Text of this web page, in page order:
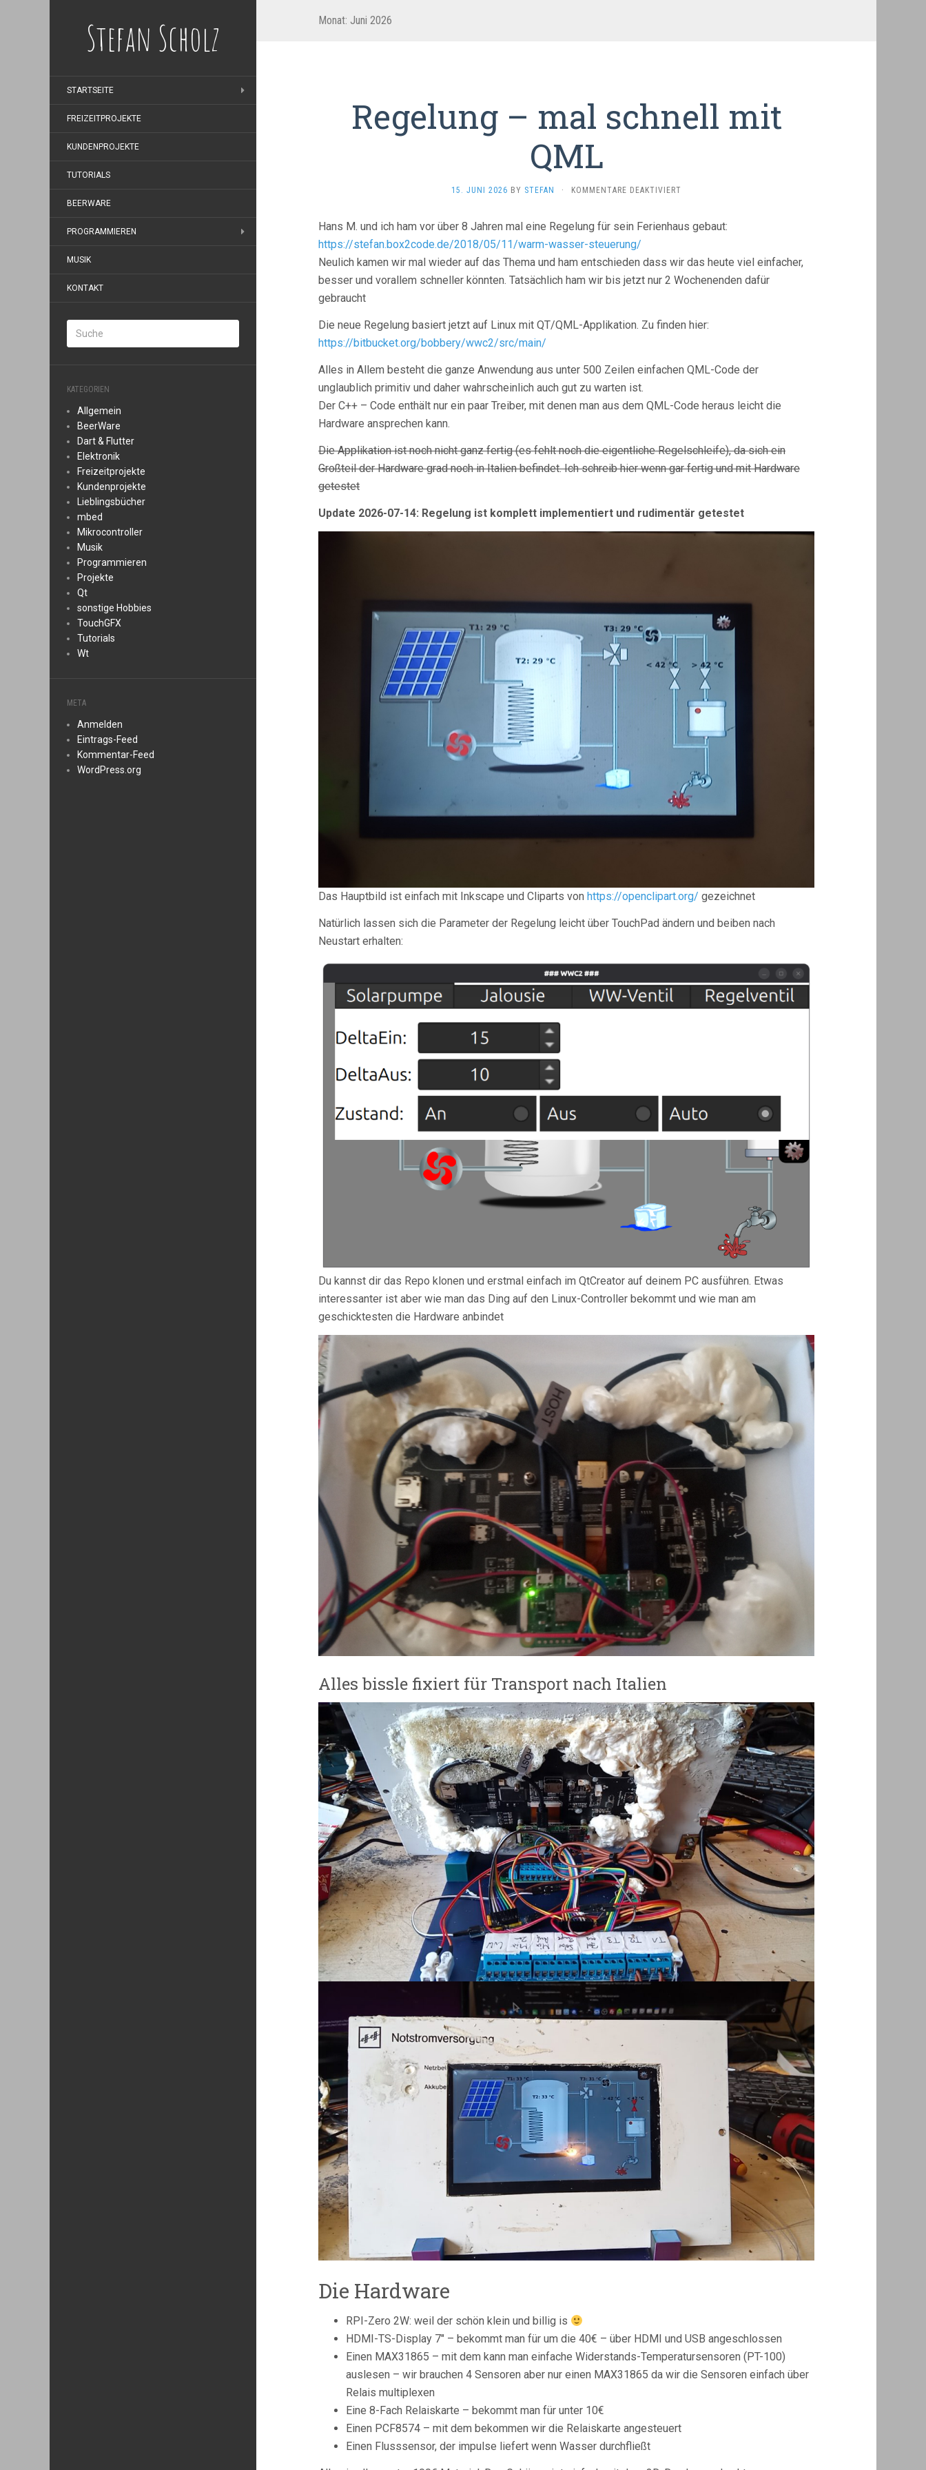
Stefan Scholz
STARTSEITE
FREIZEITPROJEKTE
KUNDENPROJEKTE
TUTORIALS
BEERWARE
PROGRAMMIEREN
MUSIK
KONTAKT
KATEGORIEN
Allgemein
BeerWare
Dart & Flutter
Elektronik
Freizeitprojekte
Kundenprojekte
Lieblingsbücher
mbed
Mikrocontroller
Musik
Programmieren
Projekte
Qt
sonstige Hobbies
TouchGFX
Tutorials
Wt
META
Anmelden
Eintrags-Feed
Kommentar-Feed
WordPress.org
Monat: Juni 2026
Regelung – mal schnell mit
QML
15. JUNI 2026 BY STEFAN · KOMMENTARE DEAKTIVIERT
MAL
QML
Hans M. und ich ham vor über 8 Jahren mal eine Regelung für sein Ferienhaus gebaut:
https://stefan.box2code.de/2018/05/11/warm-wasser-steuerung/
Neulich kamen wir mal wieder auf das Thema und ham entschieden dass wir das heute viel einfacher,
besser und vorallem schneller könnten. Tatsächlich ham wir bis jetzt nur 2 Wochenenden dafür
gebraucht
Die neue Regelung basiert jetzt auf Linux mit QT/QML-Applikation. Zu finden hier:
https://bitbucket.org/bobbery/wwc2/src/main/
Alles in Allem besteht die ganze Anwendung aus unter 500 Zeilen einfachen QML-Code der
unglaublich primitiv und daher wahrscheinlich auch gut zu warten ist.
Der C++ – Code enthält nur ein paar Treiber, mit denen man aus dem QML-Code heraus leicht die
Hardware ansprechen kann.
Die Applikation ist noch nicht ganz fertig (es fehlt noch die eigentliche Regelschleife), da sich ein
Großteil der Hardware grad noch in Italien befindet. Ich schreib hier wenn gar fertig und mit Hardware
getestet
Update 2026-07-14: Regelung ist komplett implementiert und rudimentär getestet
Das Hauptbild ist einfach mit Inkscape und Cliparts von https://openclipart.org/ gezeichnet
Natürlich lassen sich die Parameter der Regelung leicht über TouchPad ändern und beiben nach
Neustart erhalten:
Du kannst dir das Repo klonen und erstmal einfach im QtCreator auf deinem PC ausführen. Etwas
interessanter ist aber wie man das Ding auf den Linux-Controller bekommt und wie man am
geschicktesten die Hardware anbindet
Alles bissle fixiert für Transport nach Italien
Die Hardware
RPI-Zero 2W: weil der schön klein und billig is
HDMI-TS-Display 7″ – bekommt man für um die 40€ – über HDMI und USB angeschlossen
Einen MAX31865 – mit dem kann man einfache Widerstands-Temperatursensoren (PT-100)
auslesen – wir brauchen 4 Sensoren aber nur einen MAX31865 da wir die Sensoren einfach über
Relais multiplexen
Eine 8-Fach Relaiskarte – bekommt man für unter 10€
Einen PCF8574 – mit dem bekommen wir die Relaiskarte angesteuert
Einen Flusssensor, der impulse liefert wenn Wasser durchfließt